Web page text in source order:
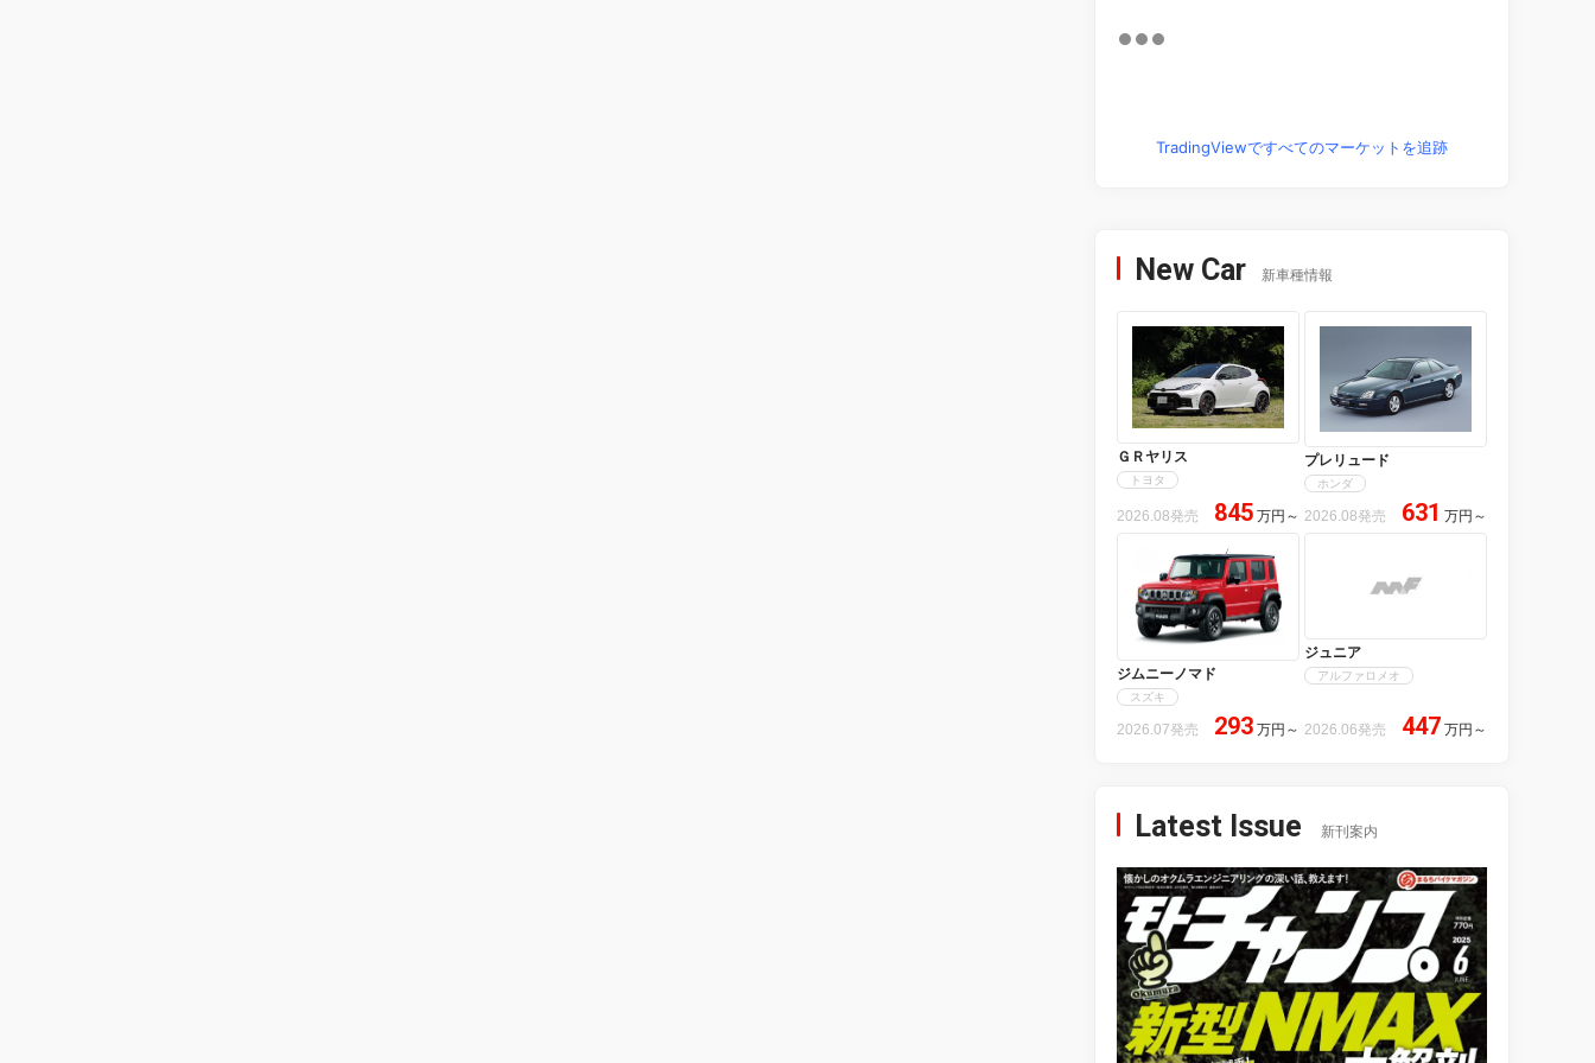
TradingViewですべてのマーケットを追跡
New Car 新車種情報
ＧＲヤリス
トヨタ
2026.08発売 845 万円 ～
プレリュード
ホンダ
2026.08発売 631 万円 ～
ジムニーノマド
スズキ
2026.07発売 293 万円 ～
ジュニア
アルファロメオ
2026.06発売 447 万円 ～
Latest Issue 新刊案内